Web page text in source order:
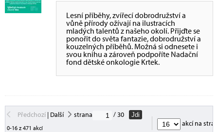
Lesní příběhy, zvířecí dobrodružství a
vůně přírody ožívají na ilustracích
mladých talentů z našeho okolí. Přijďte se
ponořit do světa fantazie, dobrodružství a
kouzelných příběhů. Možná si odnesete i
svou knihu a zároveň podpoříte Nadační
fond dětské onkologie Krtek.
Předchozí| Další strana / 30
Jdi
0-16 z 471 akcí
akcí na